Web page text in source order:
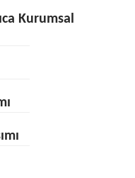
Kurumsal